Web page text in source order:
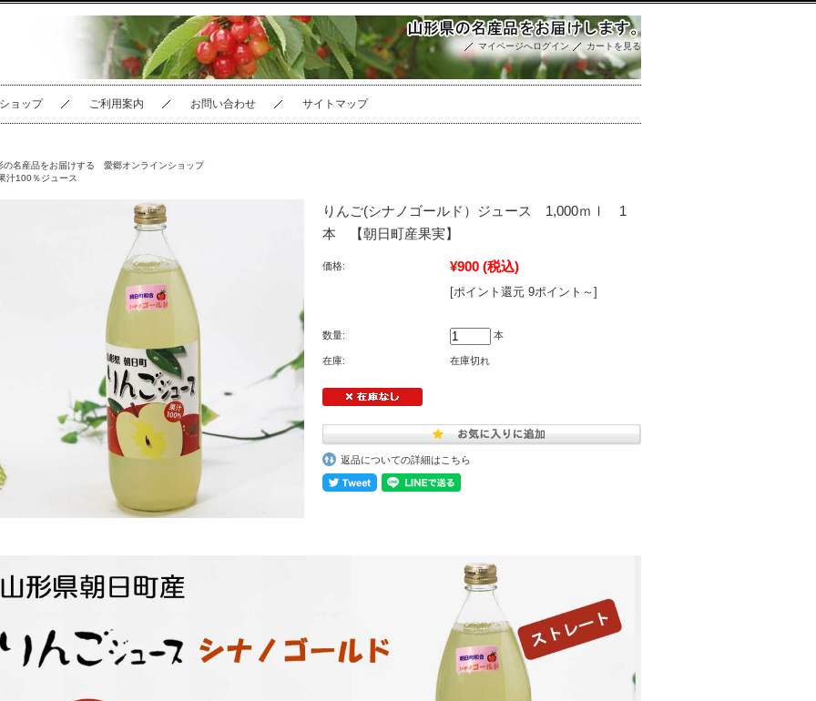
マイページへログイン カートを見る
ョップ ご利用案内 お問い合わせ サイトマップ
の名産品をお届けする 愛郷オンラインショップ
汁100％ジュース
りんご(シナノゴールド）ジュース 1,000ｍｌ 1
本 【朝日町産果実】
価格: ¥900 (税込)
[ポイント還元 9ポイント～]
数量: 本
在庫: 在庫切れ
返品についての詳細はこちら